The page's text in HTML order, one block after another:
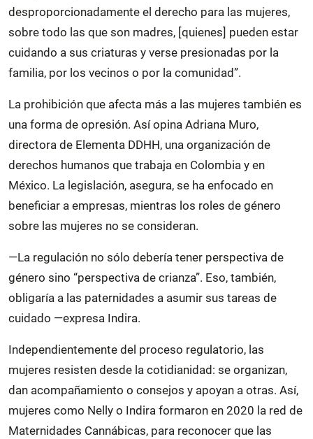
desproporcionadamente el derecho para las mujeres,
sobre todo las que son madres, [quienes] pueden estar
cuidando a sus criaturas y verse presionadas por la
familia, por los vecinos o por la comunidad”.
La prohibición que afecta más a las mujeres también es
una forma de opresión. Así opina Adriana Muro,
directora de Elementa DDHH, una organización de
derechos humanos que trabaja en Colombia y en
México. La legislación, asegura, se ha enfocado en
beneficiar a empresas, mientras los roles de género
sobre las mujeres no se consideran.
—La regulación no sólo debería tener perspectiva de
género sino “perspectiva de crianza”. Eso, también,
obligaría a las paternidades a asumir sus tareas de
cuidado —expresa Indira.
Independientemente del proceso regulatorio, las
mujeres resisten desde la cotidianidad: se organizan,
dan acompañamiento o consejos y apoyan a otras. Así,
mujeres como Nelly o Indira formaron en 2020 la red de
Maternidades Cannábicas, para reconocer que las